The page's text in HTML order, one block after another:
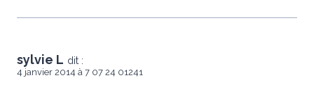
sylvie L dit :
4 janvier 2014 à 7 07 24 01241